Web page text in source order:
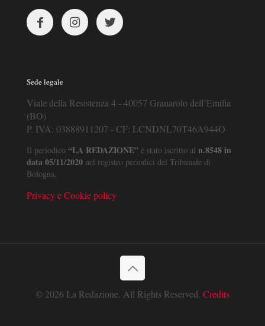
Sede legale
Viale della Resistenza 4 - 40057 Granarolo dell’Emilia
(BO)
P. IVA: 03888911207 - CF: LCNDNL70T46A944O
Il periodico “LA REDAZIONE” è stato iscritto al n.8548 in
data 05/11/2020 nel registro periodici del Tribunale di
Bologna.
Privacy e Cookie policy
© 2026 La Redazione. All Rights Reserved. Credits